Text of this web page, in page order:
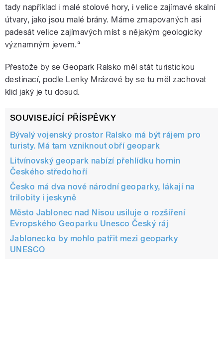
tady například i malé stolové hory, i velice zajímavé skalní
útvary, jako jsou malé brány. Máme zmapovaných asi
padesát velice zajímavých míst s nějakým geologicky
významným jevem.“
Přestože by se Geopark Ralsko měl stát turistickou
destinací, podle Lenky Mrázové by se tu měl zachovat
klid jaký je tu dosud.
SOUVISEJÍCÍ PŘÍSPĚVKY
Bývalý vojenský prostor Ralsko má být rájem pro
turisty. Má tam vzniknout obří geopark
Litvínovský geopark nabízí přehlídku hornin
Českého středohoří
Česko má dva nové národní geoparky, lákají na
trilobity i jeskyně
Město Jablonec nad Nisou usiluje o rozšíření
Evropského Geoparku Unesco Český ráj
Jablonecko by mohlo patřit mezi geoparky
UNESCO